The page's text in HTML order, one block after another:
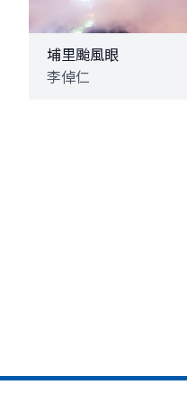
埔里颱風眼
李倬仁